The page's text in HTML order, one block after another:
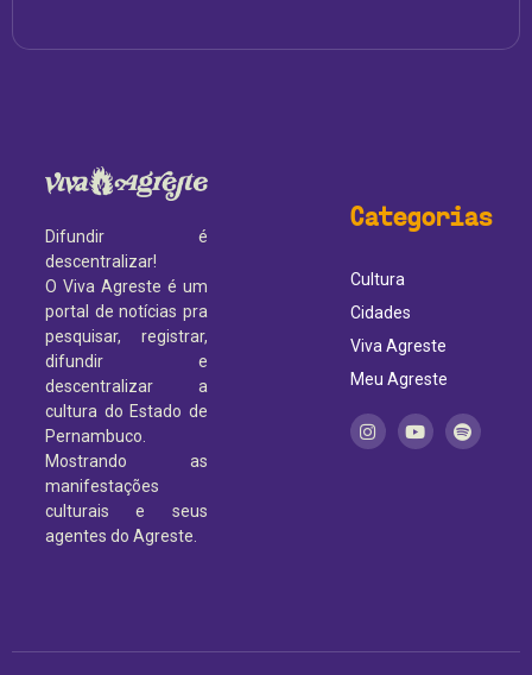
Difundir é
descentralizar!
O Viva Agreste é um
portal de notícias pra
pesquisar, registrar,
difundir e
descentralizar a
cultura do Estado de
Pernambuco.
Mostrando as
manifestações
culturais e seus
agentes do Agreste.
Categorias
Cultura
Cidades
Viva Agreste
Meu Agreste